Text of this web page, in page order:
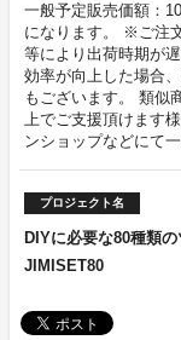
一般予定販売価額：
になります。 ※ご注
等により出荷時期が
効率が向上した場合
もございます。 類似
上でご支援頂けます
ンショップなどにて
プロジェクト名
DIYに必要な80種類
JIMISET80